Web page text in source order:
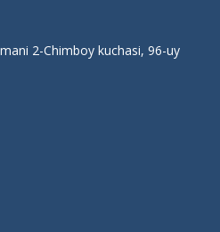
2-Chimboy kuchasi, 96-uy